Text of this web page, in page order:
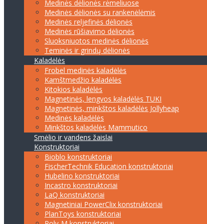
Medinės dėlionės rėmeliuose
Medinės dėlionės su rankenėlėmis
Medinės reljefinės dėlionės
Medinės rūšiavimo dėlionės
Sluoksniuotos medinės dėlionės
Teminės ir grindų dėlionės
Kaladėlės
Frobel medinės kaladėlės
Kamštmedžio kaladėlės
Kitokios kaladėlės
Magnetinės, lengvos kaladėlės TUKI
Magnetinės, minkštos kaladėlės Jollyheap
Medinės kaladėlės
Minkštos kaladėlės Mammutico
Smėlio ir vandens žaislai
Konstruktoriai
Bioblo konstruktoriai
FischerTechnik Education konstruktoriai
Hubelino konstruktoriai
Incastro konstruktoriai
LaQ konstruktoriai
Magnetiniai PowerClix konstruktoriai
PlanToys konstruktoriai